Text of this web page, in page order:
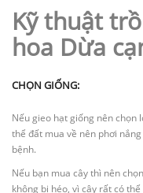
Kỹ thuật
hoa Dừa
CHỌN GIỐNG:
Nếu gieo hạt giống nên chọn
thể đất mua về nên phơi
bệnh.
Nếu bạn mua cây thì nên
không bị héo, vì cây rất có